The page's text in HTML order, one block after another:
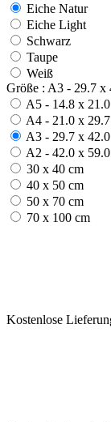
Eiche Natur
Eiche Light
Schwarz
Taupe
Weiß
Größe : A3 - 29.7 x
A5 - 14.8 x
A4 - 21.0 x
A3 - 29.7 x
A2 - 42.0 x
30 x 40 cm
40 x 50 cm
50 x 70 cm
70 x 100 cm
Kostenlose